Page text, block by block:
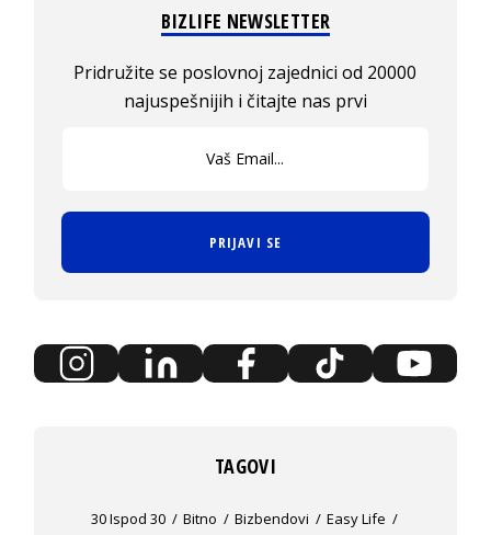
BIZLIFE NEWSLETTER
Pridružite se poslovnoj zajednici od 20000
najuspešnijih i čitajte nas prvi
PRIJAVI SE
TAGOVI
30 Ispod 30 Bitno Bizbendovi
Easy Life